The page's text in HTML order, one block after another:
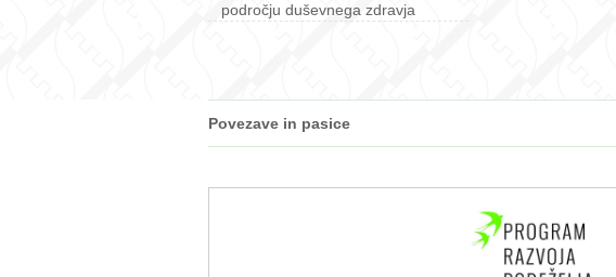
področju duševnega zdravja
Povezave in pasice